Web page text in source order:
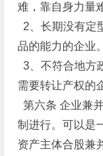
难，靠自身力量
2、长期没有定
品的能力的企业。
3、不符合地方
需要转让产权的
第六条 企业兼
制进行。可以是
资产主体合股兼